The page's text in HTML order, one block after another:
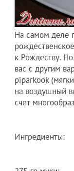
На самом деле
к Рождеству.
вас с другим
piparkook
на воздушный
счет
Ингредиент­ы: